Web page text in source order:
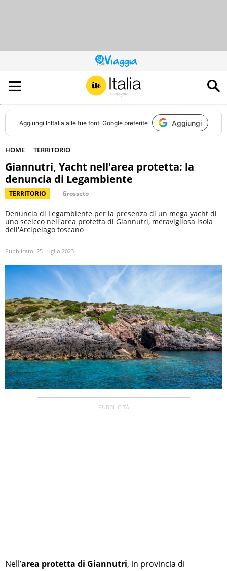
QUESTO
SITO
CONTRIBUISCE
ALL’AUDIENCE
DI
Aggiungi InItalia alle tue fonti Google preferite Aggiungi
HOME TERRITORIO
Giannutri, Yacht nell'area protetta: la
denuncia di Legambiente
TERRITORIO Grosseto
Denuncia di Legambiente per la presenza di un mega yacht di
uno sceicco nell'area protetta di Giannutri, meravigliosa isola
dell'Arcipelago toscano
Pubblicato: 25 Luglio 2023
Nell’area protetta di Giannutri, in provincia di